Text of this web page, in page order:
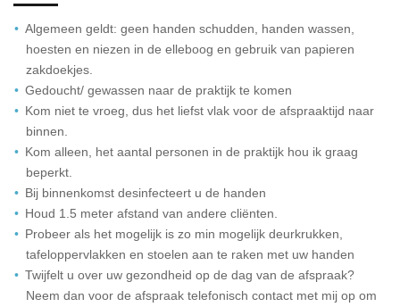
Algemeen geldt: geen handen schudden, handen wassen,
hoesten en niezen in de elleboog en gebruik van papieren
zakdoekjes.
Gedoucht/ gewassen naar de praktijk te komen
Kom niet te vroeg, dus het liefst vlak voor de afspraaktijd naar
binnen.
Kom alleen, het aantal personen in de praktijk hou ik graag
beperkt.
Bij binnenkomst desinfecteert u de handen
Houd 1.5 meter afstand van andere cliënten.
Probeer als het mogelijk is zo min mogelijk deurkrukken,
tafeloppervlakken en stoelen aan te raken met uw handen
Twijfelt u over uw gezondheid op de dag van de afspraak?
Neem dan voor de afspraak telefonisch contact met mij op om